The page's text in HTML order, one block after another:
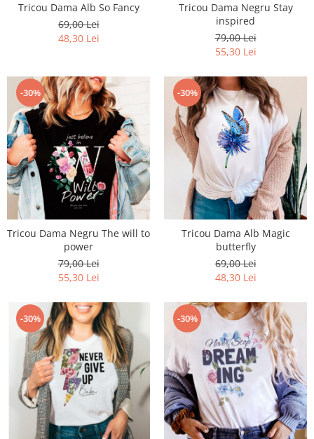
Tricou Dama Alb So Fancy
69,00 Lei
48,30 Lei
Tricou Dama Negru Stay
inspired
79,00 Lei
55,30 Lei
-30%
Tricou Dama Negru The will to
power
79,00 Lei
55,30 Lei
-30%
Tricou Dama Alb Magic
butterfly
69,00 Lei
48,30 Lei
-30% -30%